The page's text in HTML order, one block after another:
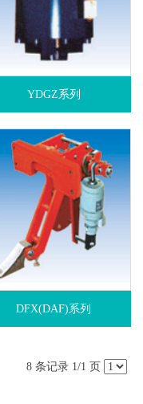
YDGZ系列
DFX(DAF)系列
8 条记录 1/1 页